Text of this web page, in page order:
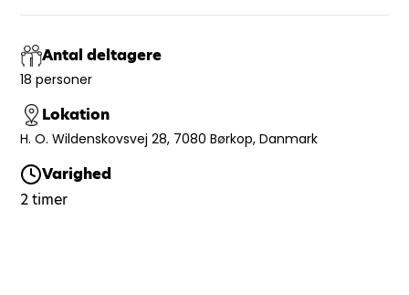
Antal deltagere
18 personer
Lokation
H. O. Wildenskovsvej 28, 7080 Børkop, Danmark
Varighed
2 timer